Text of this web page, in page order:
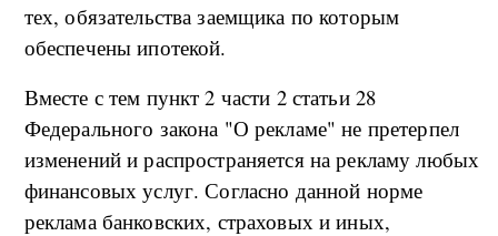
тех, обязательства заемщика по которым
обеспечены ипотекой.
Вместе с тем пункт 2 части 2 статьи 28
Федерального закона "О рекламе" не претерпел
изменений и распространяется на рекламу любых
финансовых услуг. Согласно данной норме
реклама банковских, страховых и иных,